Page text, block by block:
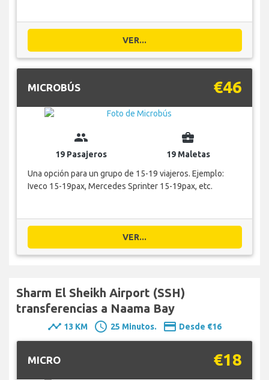
VER...
MICROBÚS €46
group
19 Pasajeros
business_center
19 Maletas
Una opción para un grupo de 15-19 viajeros. Ejemplo:
Iveco 15-19pax, Mercedes Sprinter 15-19pax, etc.
VER...
Sharm El Sheikh Airport (SSH)
transferencias a Naama Bay
timeline 13 KM schedule 25 Minutos. payment Desde €16
MICRO €18